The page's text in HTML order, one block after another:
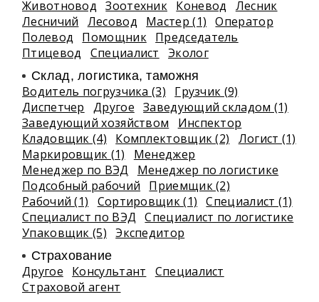
Животновод
Зоотехник Коневод
Лесник
Лесничий
Лесовод Мастер (1)
Оператор
Полевод
Помощник Председатель
Птицевод
Специалист Эколог
Склад, логистика, таможня
Водитель погрузчика (3)
Грузчик (9)
Диспетчер
Другое Заведующий складом (1)
Заведующий хозяйством
Инспектор
Кладовщик (4)
Комплектовщик (2)
Логист (1)
Маркировщик (1)
Менеджер
Менеджер по ВЭД
Менеджер по логистике
Подсобный рабочий
Приемщик (2)
Рабочий (1)
Сортировщик (1)
Специалист (1)
Специалист по ВЭД
Специалист по логистике
Упаковщик (5)
Экспедитор
Страхование
Другое Консультант
Специалист
Страховой агент